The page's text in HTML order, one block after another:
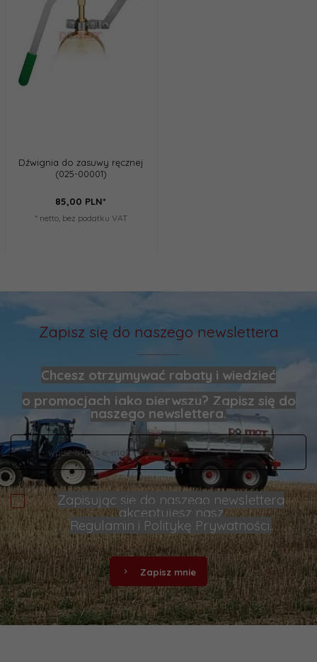
Dźwignia do zasuwy ręcznej
(025-00001)
85,00 PLN*
* netto, bez podatku VAT
Zapisz się do naszego newslettera
Chcesz otrzymywać rabaty i wiedzieć
o promocjach jako pierwszy? Zapisz się do
naszego newslettera.
Zapisując się do naszego newslettera
akceptujesz nasz
Regulamin i Politykę Prywatności.
Zapisz mnie